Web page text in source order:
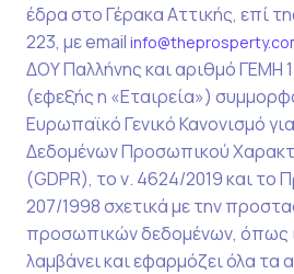
έδρα στο Γέρακα Αττικής, επί
223, με email
ΔΟΥ Παλλήνης και αριθμό ΓΕΜΗ
(εφεξής η «Εταιρεία»)
Ευρωπαϊκό Γενικό Κανονισμό
Δεδομένων Προσωπικού
(GDPR), το ν. 4624/2019 και το
207/1998 σχετικά με την
προσωπικών δεδομένων, όπως
λαμβάνει και εφαρμόζει όλα τα